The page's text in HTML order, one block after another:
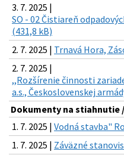
3. 7. 2025 |
SO - 02 Čistiareň
(431,8 kB)
2. 7. 2025 | Trnavá Hora,
2. 7. 2025 |
,,Rozšírenie činnosti
a.s., Československej
Dokumenty na stiahnutie /
1. 7. 2025 | Vodná stavba"
1. 7. 2025 | Záväzné